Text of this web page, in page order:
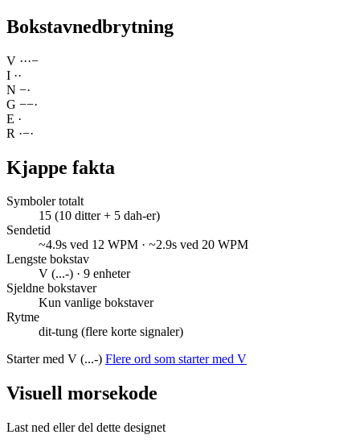
Bokstavnedbrytning
V ···−
I ··
N −·
G −−·
E ·
R ·−·
Kjappe fakta
Symboler totalt
15 (10 ditter + 5 dah-er)
Sendetid
~4.9s ved 12 WPM · ~2.9s ved 20 WPM
Lengste bokstav
V (...-) · 9 enheter
Sjeldne bokstaver
Kun vanlige bokstaver
Rytme
dit-tung (flere korte signaler)
Starter med V (...-) Flere ord som starter med V
Visuell morsekode
Last ned eller del dette designet